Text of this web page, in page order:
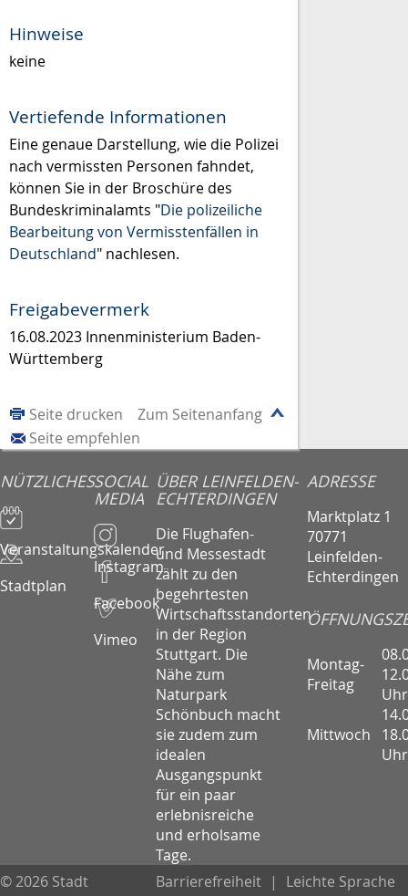
Hinweise
keine
Vertiefende Informationen
Eine genaue Darstellung, wie die Polizei
nach vermissten Personen fahndet,
können Sie in der Broschüre des
Bundeskriminalamts "Die polizeiliche
Bearbeitung von Vermisstenfällen in
Deutschland" nachlesen.
Freigabevermerk
16.08.2023 Innenministerium Baden-
Württemberg
Zum Seitenanfang
Seite drucken
Seite empfehlen
NÜTZLICHES
Veranstaltungskalender
Stadtplan
SOCIAL
MEDIA
Instagram
Facebook
Vimeo
ÜBER LEINFELDEN-
ECHTERDINGEN
Die Flughafen-
und Messestadt
zählt zu den
begehrtesten
Wirtschaftsstandorten
in der Region
Stuttgart. Die
Nähe zum
Naturpark
Schönbuch macht
sie zudem zum
idealen
Ausgangspunkt
für ein paar
erlebnisreiche
und erholsame
Tage.
ADRESSE
Marktplatz 1
70771
Leinfelden-
Echterdingen
Montag-
Freitag
Uhr
Mittwoch
Uhr
© 2026 Stadt
Barrierefreiheit |
Leichte Sprache